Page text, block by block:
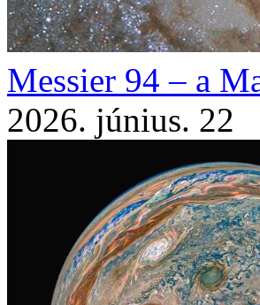
Messier 94 – a
2026. június. 22